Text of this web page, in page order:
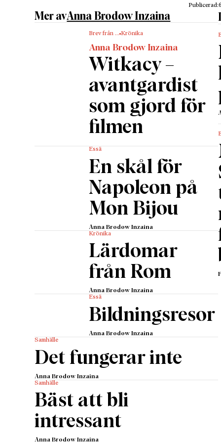
Mary
som
France.
Brev
hennes
är hon
skriva
på
och
Publicerad:
Mer avAnna Brodow Inzaina
Brev från … Krönika
Anna Brodow Inzaina
Witkacy –
avantgardist
som gjord för
filmen
Essä
En skål för
Napoleon på
Mon Bijou
Anna Brodow Inzaina
Krönika
Lärdomar
från Rom
Anna Brodow Inzaina
Essä
Bildningsresor
Anna Brodow Inzaina
Samhälle
Det fungerar inte
Anna Brodow Inzaina
Samhälle
Bäst att bli
intressant
Anna Brodow Inzaina